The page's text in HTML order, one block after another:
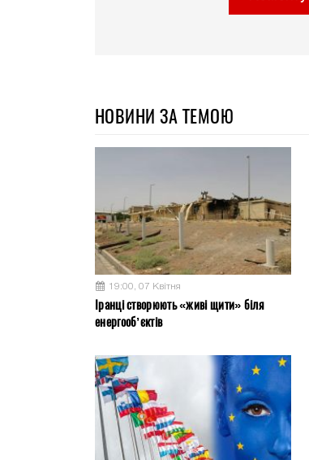
НОВИНИ ЗА ТЕМОЮ
19:00, 07 Квітня
Іранці створюють «живі щити» біля
енергооб’єктів